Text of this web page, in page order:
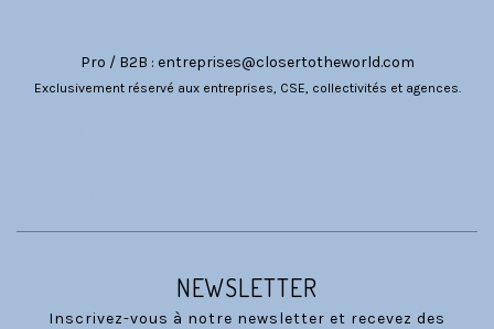
Pro / B2B : entreprises@closertotheworld.com
Exclusivement réservé aux entreprises, CSE, collectivités et agences.
NEWSLETTER
Inscrivez-vous à notre newsletter et recevez des